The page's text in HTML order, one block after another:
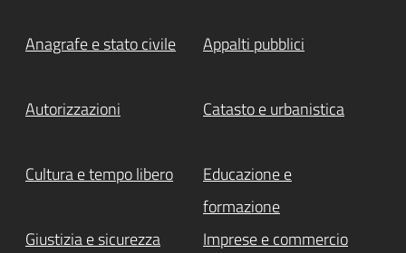
Anagrafe e stato civile Appalti pubblici
Autorizzazioni Catasto e urbanistica
Cultura e tempo libero
Educazione e
formazione
Giustizia e sicurezza
Imprese e commercio